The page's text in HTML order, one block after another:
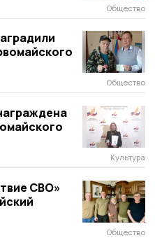
Общество
Общество
Культура
СВО»
Общество